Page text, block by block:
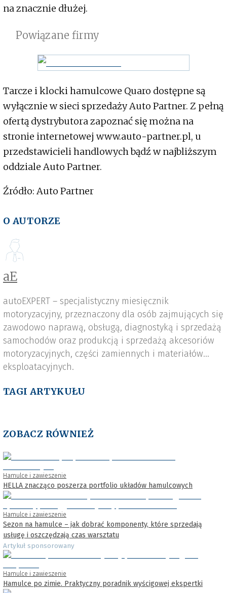
na znacznie dłużej.
Powiązane firmy
Tarcze i klocki hamulcowe Quaro dostępne są
wyłącznie w sieci sprzedaży Auto Partner. Z pełną
ofertą dystrybutora zapoznać się można na
stronie internetowej www.auto-partner.pl, u
przedstawicieli handlowych bądź w najbliższym
oddziale Auto Partner.
Źródło: Auto Partner
O AUTORZE
aE
autoEXPERT – specjalistyczny miesięcznik
motoryzacyjny, przeznaczony dla osób zajmujących się
zawodowo naprawą, obsługą, diagnostyką i sprzedażą
samochodów oraz produkcją i sprzedażą akcesoriów
motoryzacyjnych, części zamiennych i materiałów
eksploatacyjnych.
TAGI ARTYKUŁU
ZOBACZ RÓWNIEŻ
Hamulce i zawieszenie
HELLA znacząco poszerza portfolio układów hamulcowych
Hamulce i zawieszenie
Sezon na hamulce – jak dobrać komponenty, które sprzedają
usługę i oszczędzają czas warsztatu
Artykuł sponsorowany
Hamulce i zawieszenie
Hamulce po zimie. Praktyczny poradnik wyścigowej ekspertki